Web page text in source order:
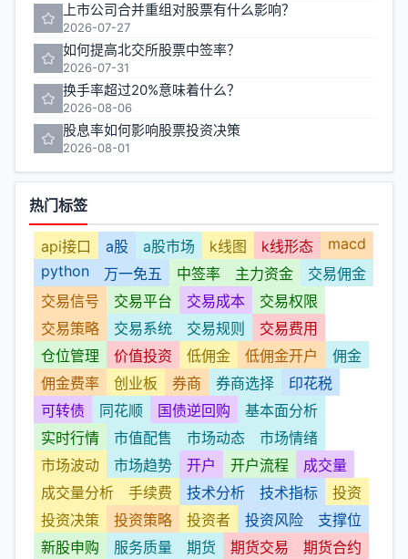
上市公司合并重组对股票有什么影响？
2026-07-27
如何提高北交所股票中签率？
2026-07-31
换手率超过20%意味着什么？
2026-08-06
股息率如何影响股票投资决策
2026-08-01
热门标签
api接口 a股 a股市场 k线图 k线形态
macd
python
万一免五 中签率 主力资金
交易佣金
交易信号
交易平台 交易成本
交易权限
交易策略
交易系统 交易规则
交易费用
仓位管理
价值投资 低佣金 低佣金开户
佣金
佣金费率
创业板 券商 券商选择
印花税
可转债
同花顺 国债逆回购
基本面分析
实时行情
市值配售 市场动态
市场情绪
市场波动
市场趋势 开户 开户流程
成交量
成交量分析
手续费 技术分析 技术指标
投资
投资决策
投资策略 投资者 投资风险
支撑位
新股申购
服务质量 期货 期货交易
期货合约